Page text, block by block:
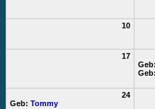
10
17
Geb:
Geb:
24
Geb: Tommy